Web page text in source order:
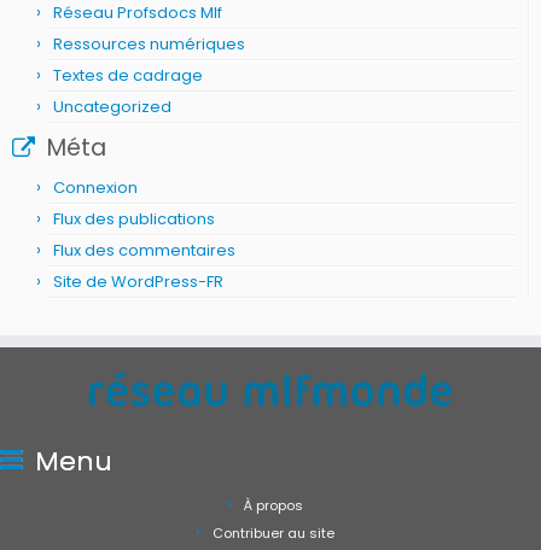
Réseau Profsdocs Mlf
Ressources numériques
Textes de cadrage
Uncategorized
Méta
Connexion
Flux des publications
Flux des commentaires
Site de WordPress-FR
Menu
À propos
Contribuer au site